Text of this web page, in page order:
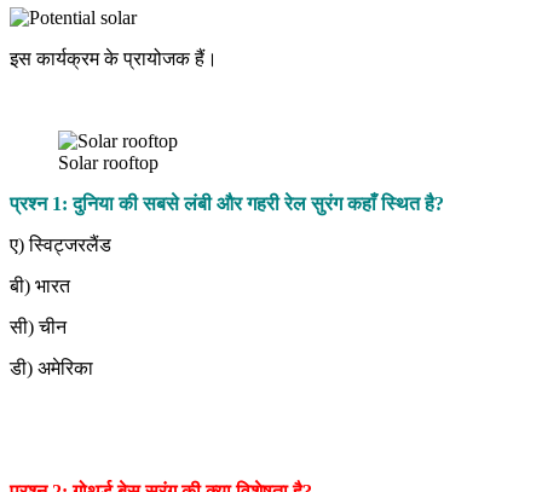
इस कार्यक्रम के प्रायोजक हैं।
Solar rooftop
प्रश्न 1: दुनिया की सबसे लंबी और गहरी रेल सुरंग कहाँ स्थित है?
ए) स्विट्जरलैंड
बी) भारत
सी) चीन
डी) अमेरिका